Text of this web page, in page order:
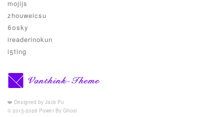
mojijs
zhouweicsu
60sky
ireaderinokun
i5ting
❤️ Designed by Jack Pu
© 2015-2026 Power By Ghost